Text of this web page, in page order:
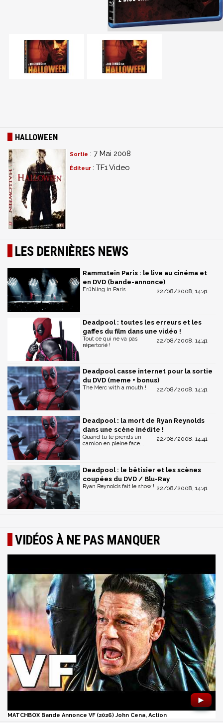
HALLOWEEN
Sortie : 7 Mai 2008
Éditeur : TF1 Video
LES DERNIÈRES NEWS
Rammstein Paris : le live au cinéma et
en DVD (bande-annonce)
22/08/2008, 14:41
Frühling in Paris
Deadpool : toutes les erreurs et les
gaffes du film dans une vidéo !
22/08/2008, 14:41
Tout ce qui ne va pas
répertorié !
Deadpool casse internet pour la sortie
du DVD (meme + bonus)
22/08/2008, 14:41
The Merc with a mouth !
Deadpool : la mort de Ryan Reynolds
dans une scène inédite !
22/08/2008, 14:41
Quand tu te prends un
camion en pleine face...
Deadpool : le bêtisier et les scènes
coupées du DVD / Blu-Ray
22/08/2008, 14:41
Ryan Reynolds fait le show !
VIDÉOS À NE PAS MANQUER
►
MATCHBOX Bande Annonce VF (2026) John Cena, Action